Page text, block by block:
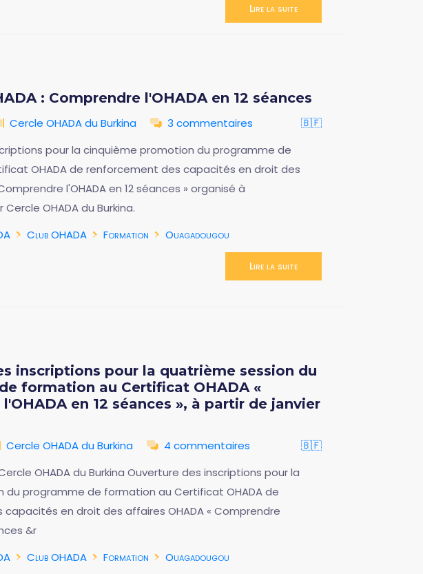
Lire la suite
: Comprendre l'OHADA en 12 séances
Cercle OHADA du Burkina 3 commentaires
🇧🇫
pour la cinquième promotion du programme de
OHADA de renforcement des capacités en droit des
l'OHADA en 12 séances » organisé à
OHADA du Burkina.
Club OHADA Formation Ouagadougou
Lire la suite
inscriptions pour la quatrième session du
formation au Certificat OHADA «
en 12 séances », à partir de janvier
Cercle OHADA du Burkina 4 commentaires
🇧🇫
OHADA du Burkina Ouverture des inscriptions pour la
du programme de formation au Certificat OHADA de
en droit des affaires OHADA « Comprendre
&r
Club OHADA Formation Ouagadougou